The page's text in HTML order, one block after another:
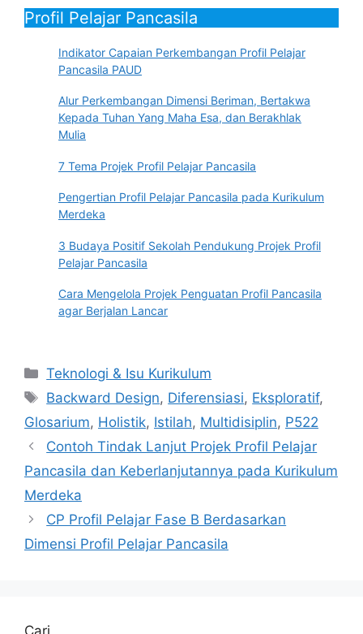
Profil Pelajar Pancasila
Indikator Capaian Perkembangan Profil Pelajar
Pancasila PAUD
Alur Perkembangan Dimensi Beriman, Bertakwa
Kepada Tuhan Yang Maha Esa, dan Berakhlak
Mulia
7 Tema Projek Profil Pelajar Pancasila
Pengertian Profil Pelajar Pancasila pada Kurikulum
Merdeka
3 Budaya Positif Sekolah Pendukung Projek Profil
Pelajar Pancasila
Cara Mengelola Projek Penguatan Profil Pancasila
agar Berjalan Lancar
Kategori
Teknologi & Isu Kurikulum
Tag
Backward Design, Diferensiasi, Eksploratif,
Glosarium, Holistik, Istilah, Multidisiplin, P522
Contoh Tindak Lanjut Projek Profil Pelajar
Pancasila dan Keberlanjutannya pada Kurikulum
Merdeka
CP Profil Pelajar Fase B Berdasarkan
Dimensi Profil Pelajar Pancasila
Cari